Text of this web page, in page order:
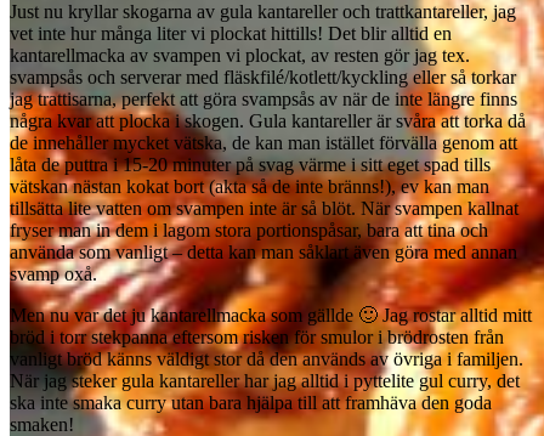
Just nu kryllar skogarna av gula kantareller och trattkantareller, jag
vet inte hur många liter vi plockat hittills! Det blir alltid en
kantarellmacka av svampen vi plockat, av resten gör jag tex.
svampsås och serverar med fläskfilé/kotlett/kyckling eller så torkar
jag trattisarna, perfekt att göra svampsås av när de inte längre finns
några kvar att plocka i skogen. Gula kantareller är svåra att torka då
de innehåller mycket vätska, de kan man istället förvälla genom att
låta de puttra i 15-20 minuter på svag värme i sitt eget spad tills
vätskan nästan kokat bort (akta så de inte bränns!), ev kan man
tillsätta lite vatten om svampen inte är så blöt. När svampen kallnat
fryser man in dem i lagom stora portionspåsar, bara att tina och
använda som vanligt – detta kan man såklart även göra med annan
svamp oxå.
Men nu var det ju kantarellmacka som gällde 🙂 Jag rostar alltid mitt
bröd i torr stekpanna eftersom risken för smulor i brödrosten från
vanligt bröd känns väldigt stor då den används av övriga i familjen.
När jag steker gula kantareller har jag alltid i pyttelite gul curry, det
ska inte smaka curry utan bara hjälpa till att framhäva den goda
smaken!